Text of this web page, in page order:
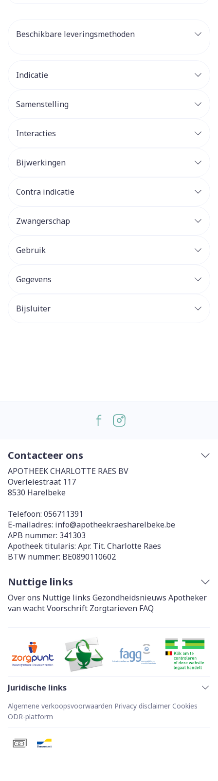
Beschikbare leveringsmethoden
Indicatie
Samenstelling
Interacties
Bijwerkingen
Contra indicatie
Zwangerschap
Gebruik
Gegevens
Bijsluiter
Contacteer ons
APOTHEEK CHARLOTTE RAES BV
Overleiestraat 117
8530 Harelbeke
Telefoon: 056711391
E-mailadres: info@apotheekraesharelbeke.be
APB nummer: 341303
Apotheek titularis: Apr. Tit. Charlotte Raes
BTW nummer: BE0890110602
Nuttige links
Over ons Nuttige links Gezondheidsnieuws Apotheker
van wachtVoorschrift Zorgtarieven FAQ
Juridische links
Algemene verkoopsvoorwaarden Privacy disclaimer Cookies
ODR-platform